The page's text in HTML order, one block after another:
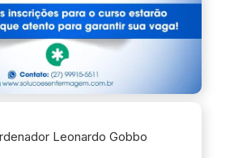
Leonardo Gobbo